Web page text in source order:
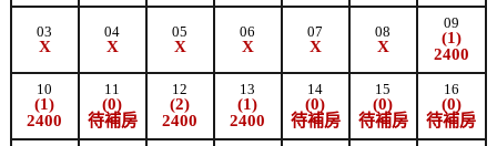
03
X
04
X
05
X
06
X
07
X
08
X
09
(1)
2400
10
(1)
2400
11
(0)
待補房
12
(2)
2400
13
(1)
2400
14
(0)
待補房
15
(0)
待補房
16
(0)
待補房